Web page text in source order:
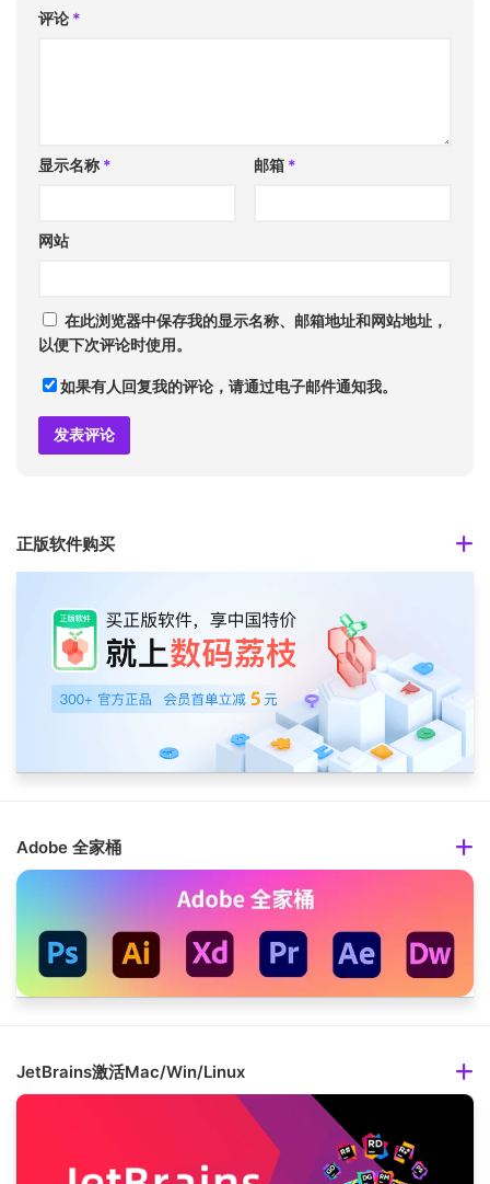
评论 *
显示名称 * 邮箱 *
网站
在此浏览器中保存我的显示名称、邮箱地址和网站地址，
以便下次评论时使用。
如果有人回复我的评论，请通过电子邮件通知我。
正版软件购买
Adobe 全家桶
JetBrains激活Mac/Win/Linux